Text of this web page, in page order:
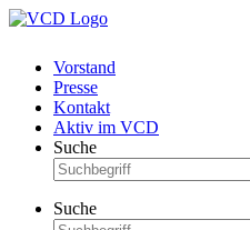
Vorstand
Presse
Kontakt
Aktiv im VCD
Suche
Suche